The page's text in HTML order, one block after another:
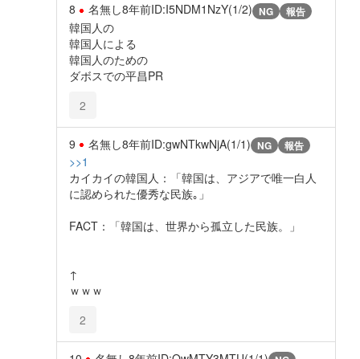
8 名無し8年前ID:I5NDM1NzY(1/2) NG 報告
韓国人の
韓国人による
韓国人のための
ダボスでの平昌PR
2
9 名無し8年前ID:gwNTkwNjA(1/1) NG 報告
>>1
カイカイの韓国人：「韓国は、アジアで唯一白人
に認められた優秀な民族｡」
FACT：「韓国は、世界から孤立した民族。」
↑
ｗｗｗ
2